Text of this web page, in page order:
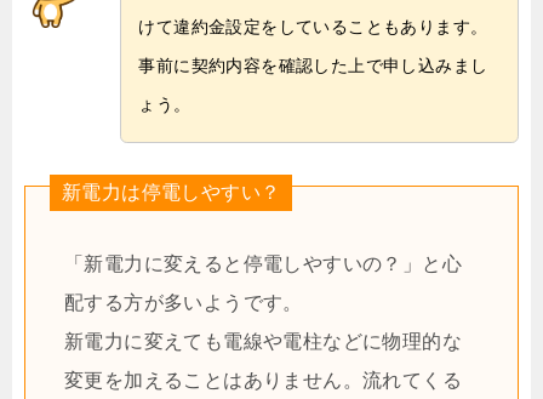
けて違約金設定をしていることもあります。
事前に契約内容を確認した上で申し込みまし
ょう。
新電力は停電しやすい？
「新電力に変えると停電しやすいの？」と心
配する方が多いようです。
新電力に変えても電線や電柱などに物理的な
変更を加えることはありません。流れてくる